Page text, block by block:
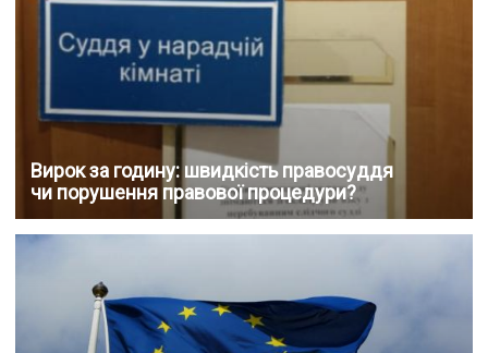
Вирок за годину: швидкість правосуддя
чи порушення правової процедури?